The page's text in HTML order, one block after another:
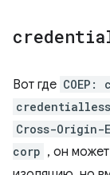
Вот где
credentialless
Cross-Origin-
corp , он